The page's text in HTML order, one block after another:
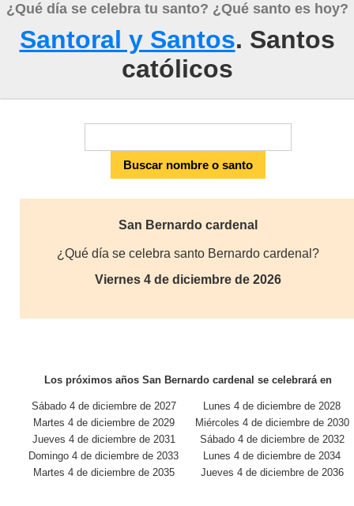
¿Qué día se celebra tu santo? ¿Qué santo es hoy?
Santoral y Santos. Santos
católicos
San Bernardo cardenal
¿Qué día se celebra santo Bernardo cardenal?
Viernes 4 de diciembre de 2026
Los próximos años San Bernardo cardenal se celebrará en
Sábado 4 de diciembre de 2027
Lunes 4 de diciembre de 2028
Martes 4 de diciembre de 2029
Miércoles 4 de diciembre de 2030
Jueves 4 de diciembre de 2031
Sábado 4 de diciembre de 2032
Domingo 4 de diciembre de 2033
Lunes 4 de diciembre de 2034
Martes 4 de diciembre de 2035
Jueves 4 de diciembre de 2036